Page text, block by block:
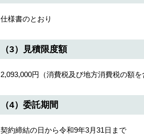
仕様書のとおり
（3）見積限度額
2,093,000円（消費税及び地方消費税の額を
（4）委託期間
契約締結の日から令和9年3月31日まで